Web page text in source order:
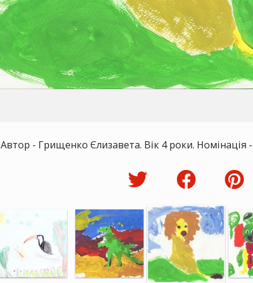
Автор - Грищенко Єлизавета. Вік 4 роки. Номінація